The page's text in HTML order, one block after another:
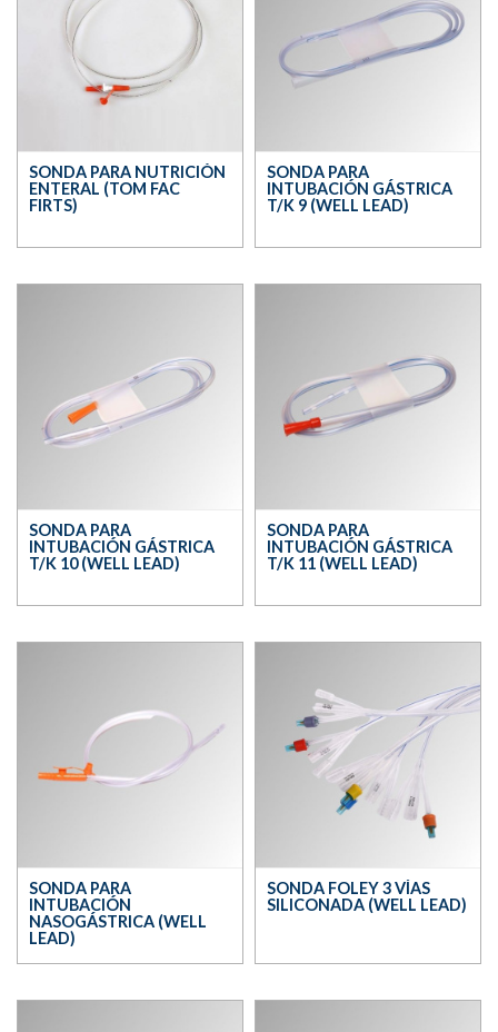
SONDA PARA NUTRICIÓN
ENTERAL (TOM FAC
FIRTS)
SONDA PARA
INTUBACIÓN GÁSTRICA
T/K 9 (WELL LEAD)
SONDA PARA
INTUBACIÓN GÁSTRICA
T/K 10 (WELL LEAD)
SONDA PARA
INTUBACIÓN GÁSTRICA
T/K 11 (WELL LEAD)
SONDA PARA
INTUBACIÓN
NASOGÁSTRICA (WELL
LEAD)
SONDA FOLEY 3 VÍAS
SILICONADA (WELL LEAD)